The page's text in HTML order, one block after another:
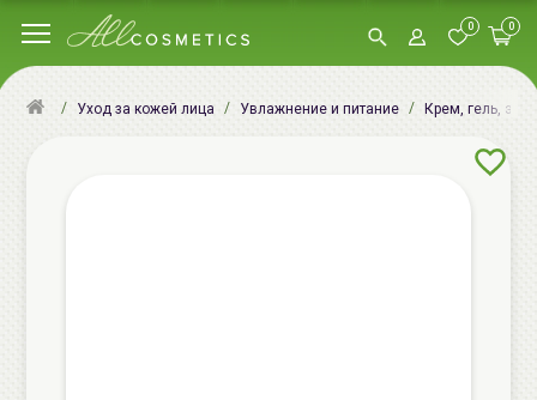
0 0
Уход за кожей лица Увлажнение и питание Крем, гель,